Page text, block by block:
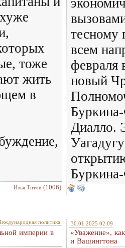
тоже
жить
в
Илья Титов (1006)
тесному
всем
февраля
новый
Диалло.
политика
империи в
30.01.2025 02:09
«Уважение»,
и Вашингтона